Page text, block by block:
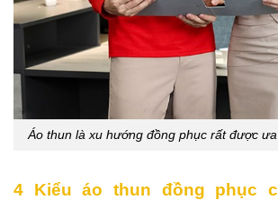
Áo thun là xu hướng đồng phục rất được
4 Kiểu áo thun đồng phục